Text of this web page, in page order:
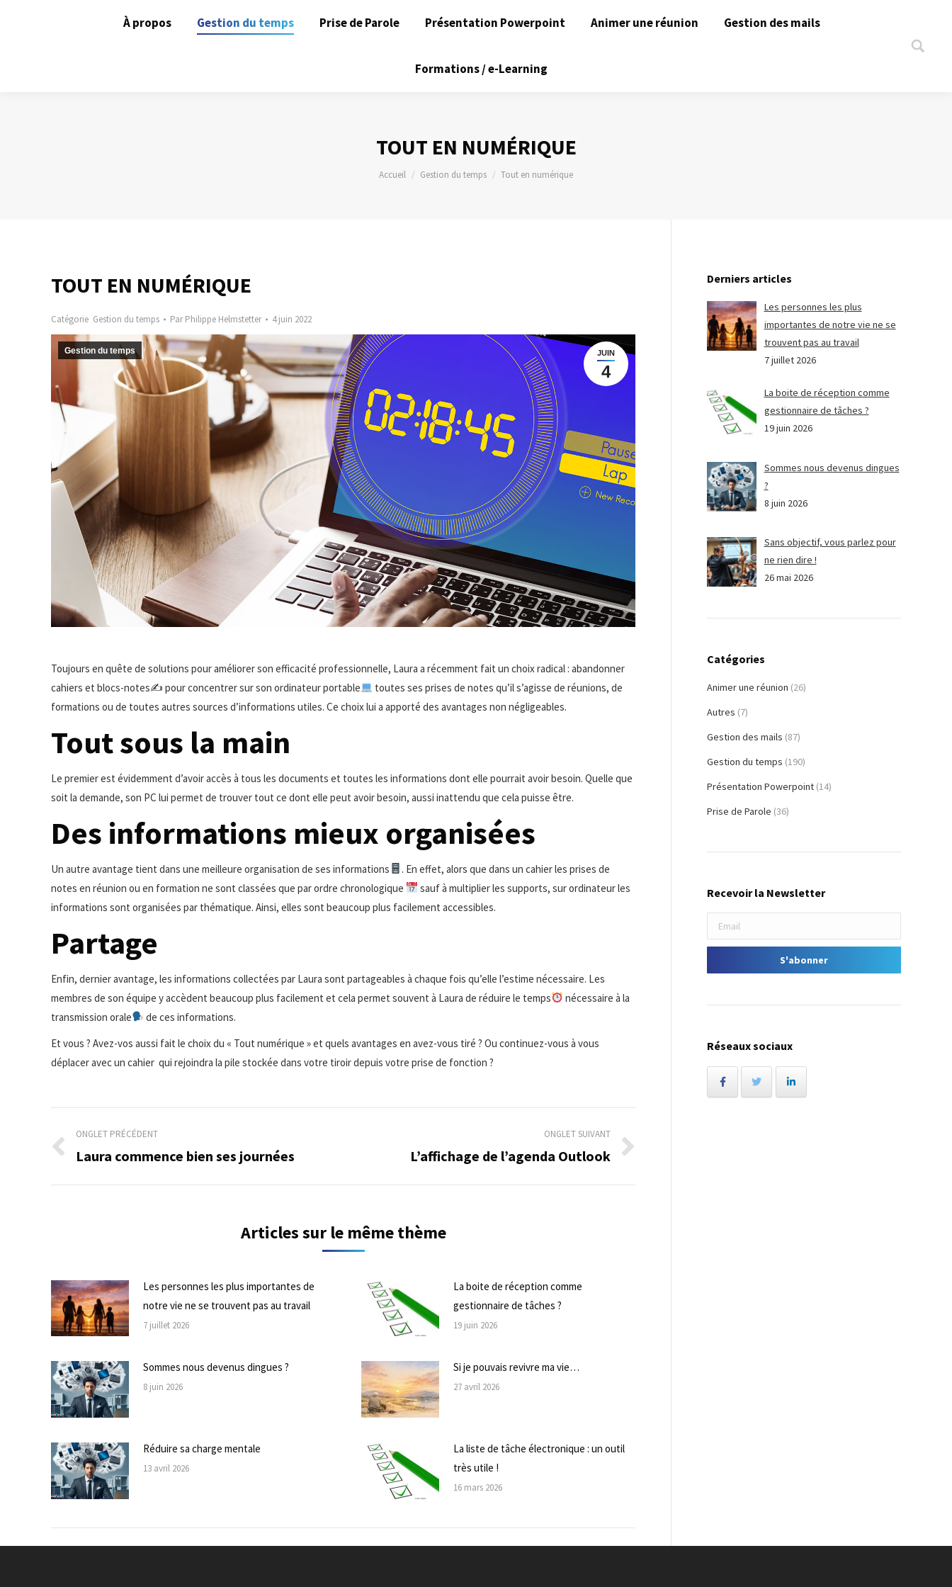
À propos Gestion du temps Prise de Parole Présentation Powerpoint Animer une réunion Gestion des mails
Formations / e-Learning
Search:
TOUT EN NUMÉRIQUE
Vous êtes ici :
Accueil Gestion du temps Tout en numérique
TOUT EN NUMÉRIQUE
Catégorie Gestion du temps ParPhilippe Helmstetter 4 juin 2022
JUIN
4
Gestion du temps
Toujours en quête de solutions pour améliorer son efficacité professionnelle, Laura a récemment fait un choix radical : abandonner
cahiers et blocs-notes✍️ pour concentrer sur son ordinateur portable
toutes ses prises de notes qu’il s’agisse de réunions, de
formations ou de toutes autres sources d’informations utiles. Ce choix lui a apporté des avantages non négligeables.
Tout sous la main
Le premier est évidemment d’avoir accès à tous les documents et toutes les informations dont elle pourrait avoir besoin. Quelle que
soit la demande, son PC lui permet de trouver tout ce dont elle peut avoir besoin, aussi inattendu que cela puisse être.
Des informations mieux organisées
Un autre avantage tient dans une meilleure organisation de ses informations
. En effet, alors que dans un cahier les prises de
notes en réunion ou en formation ne sont classées que par ordre chronologique
sauf à multiplier les supports, sur ordinateur les
informations sont organisées par thématique. Ainsi, elles sont beaucoup plus facilement accessibles.
Partage
Enfin, dernier avantage, les informations collectées par Laura sont partageables à chaque fois qu’elle l’estime nécessaire. Les
membres de son équipe y accèdent beaucoup plus facilement et cela permet souvent à Laura de réduire le temps
nécessaire à la
transmission orale
de ces informations.
Et vous ? Avez-vos aussi fait le choix du « Tout numérique » et quels avantages en avez-vous tiré ? Ou continuez-vous à vous
déplacer avec un cahier qui rejoindra la pile stockée dans votre tiroir depuis votre prise de fonction ?
Navigation
de
commentaire
ONGLET PRÉCÉDENT
Onglet
Laura commence bien ses journées
ONGLET SUIVANT
L’affichage de l’agenda Outlook
Articles sur le même thème
Les personnes les plus importantes de
notre vie ne se trouvent pas au travail
7 juillet 2026
La boite de réception comme
gestionnaire de tâches ?
19 juin 2026
Sommes nous devenus dingues ?
8 juin 2026
Si je pouvais revivre ma vie…
27 avril 2026
Réduire sa charge mentale
13 avril 2026
La liste de tâche électronique : un outil
très utile !
16 mars 2026
Derniers articles
Les personnes les plus
importantes de notre vie ne se
trouvent pas au travail
7 juillet 2026
La boite de réception comme
gestionnaire de tâches ?
19 juin 2026
Sommes nous devenus dingues
?
8 juin 2026
Sans objectif, vous parlez pour
ne rien dire !
26 mai 2026
Catégories
Animer une réunion (26)
Autres (7)
Gestion des mails (87)
Gestion du temps (190)
Présentation Powerpoint (14)
Prise de Parole (36)
Recevoir la Newsletter
Réseaux sociaux